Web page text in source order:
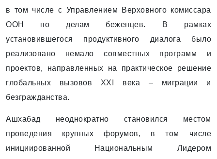
в том числе с Управлением Верховного комиссара
ООН по делам беженцев. В рамках
установившегося продуктивного диалога было
реализовано немало совместных программ и
проектов, направленных на практическое решение
глобальных вызовов ХХI века – миграции и
безгражданства.
Ашхабад неоднократно становился местом
проведения крупных форумов, в том числе
инициированной Национальным Лидером